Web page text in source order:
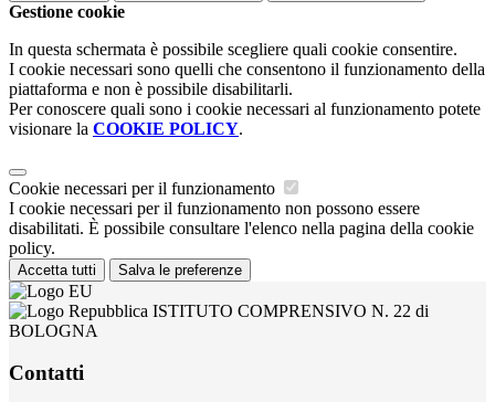
Gestione cookie
In questa schermata è possibile scegliere quali cookie consentire.
I cookie necessari sono quelli che consentono il funzionamento della
piattaforma e non è possibile disabilitarli.
Per conoscere quali sono i cookie necessari al funzionamento potete
visionare la COOKIE POLICY.
Cookie necessari per il funzionamento
I cookie necessari per il funzionamento non possono essere
disabilitati. È possibile consultare l'elenco nella pagina della cookie
policy.
Accetta tutti Salva le preferenze
ISTITUTO COMPRENSIVO N. 22 di
BOLOGNA
Contatti